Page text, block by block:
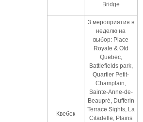
Bridge
Квебек
3 мероприятия в
неделю на
выбор: Place
Royale & Old
Quebec,
Battlefields park,
Quartier Petit-
Champlain,
Sainte-Anne-de-
Beaupré, Dufferin
Terrace Sights, La
Citadelle, Plains